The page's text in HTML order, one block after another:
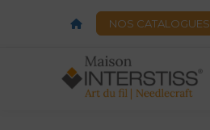
AcceuilNOS CATALOGUES